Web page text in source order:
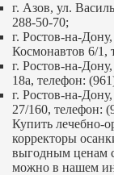
г. Азов, ул.
288-50-70;
г. Ростов-на-
Космонавтов 6/1,
г. Ростов-на-
18а, телефон:
г. Ростов-на-
27/160, телефон:
Купить лечебно-
корректоры
выгодным ценам
можно в нашем